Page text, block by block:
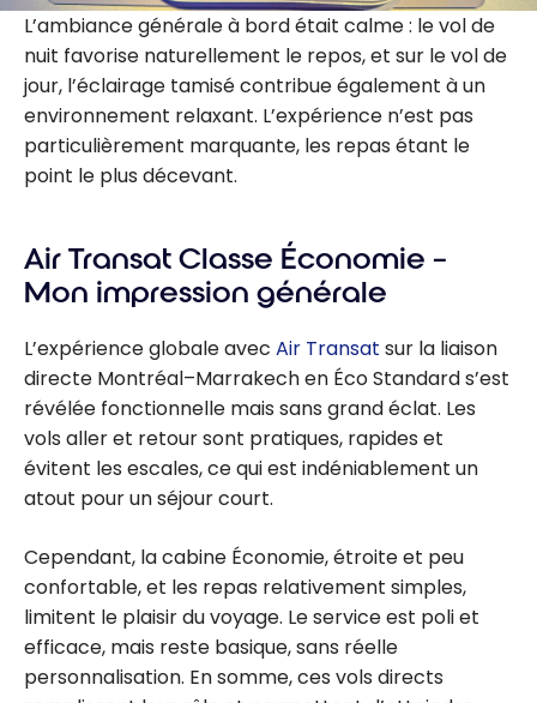
L’ambiance générale à bord était calme : le vol de
nuit favorise naturellement le repos, et sur le vol de
jour, l’éclairage tamisé contribue également à un
environnement relaxant. L’expérience n’est pas
particulièrement marquante, les repas étant le
point le plus décevant.
Air Transat Classe Économie –
Mon impression générale
L’expérience globale avec Air Transat sur la liaison
directe Montréal–Marrakech en Éco Standard s’est
révélée fonctionnelle mais sans grand éclat. Les
vols aller et retour sont pratiques, rapides et
évitent les escales, ce qui est indéniablement un
atout pour un séjour court.
Cependant, la cabine Économie, étroite et peu
confortable, et les repas relativement simples,
limitent le plaisir du voyage. Le service est poli et
efficace, mais reste basique, sans réelle
personnalisation. En somme, ces vols directs